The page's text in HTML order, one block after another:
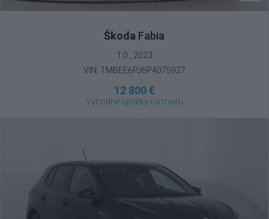
Škoda Fabia
1.0 , 2023
VIN: TMBEE6PJ6P4075927
12 800 €
Výhodné splátky na mieru